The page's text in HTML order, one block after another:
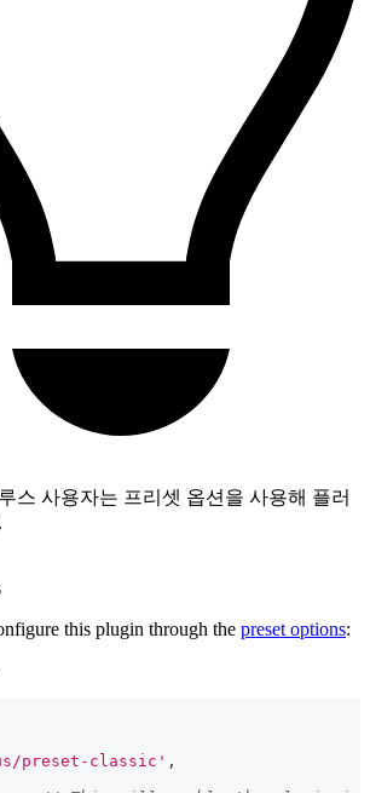
스 사용자는 프리셋 옵션을 사용해 플러
this plugin through the preset options:
preset-classic' ,